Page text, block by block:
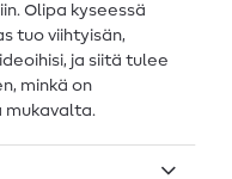
Olipa kyseessä
tuo viihtyisän,
ja siitä tulee
minkä on
mukavalta.